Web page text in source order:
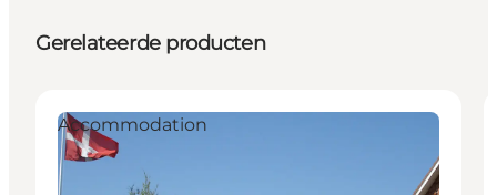
Gerelateerde producten
Accommodation